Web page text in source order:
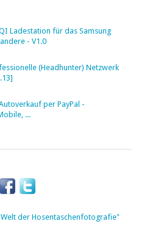
Ladestation für das Samsung
- V1.0
(Headhunter) Netzwerk
per PayPal -
...
der Hosentaschenfotografie"